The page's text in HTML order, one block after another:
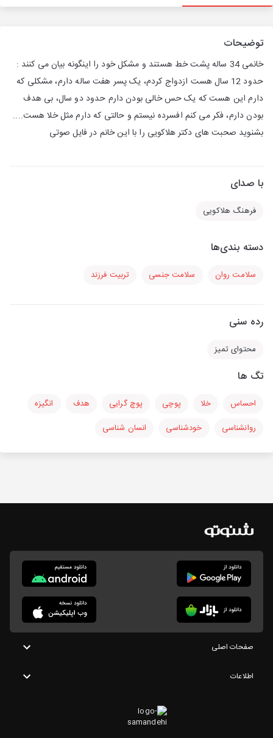
توضیحات
خانمی 34 ساله پشت خط هستند و مشکل خود را اینگونه بیان می کنند :
حدود 12 سال هست ازدواج کردم، یک پسر هفت ساله دارم، مشکلی که
دارم این هست که یک حس خالی بودن دارم حدود دو سال، بی هدف
بودن دارم، فکر می کنم افسرده نیستم و حالتی که دارم مثل خلا هست....
بشنوید صحبت های دکتر هلاکویی را با این خانم در فایل صوتی
با صدای
فرهنگ هلاکویی
دسته بندی‌ها
سلامت روان سلامت جنسی تربیت فرزند
رده سنی
محتوای تمیز
تگ ها
احساس خلا پوچی پوچ گرایی هدف
انگیزه
روانشناسی
خودشناسی انسان شناسی
صفحات اصلی
اطلاعات